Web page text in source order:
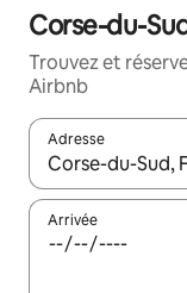
Corse-du-
Trouvez et
Airbnb
Adresse
Lorsque les
Arrivée